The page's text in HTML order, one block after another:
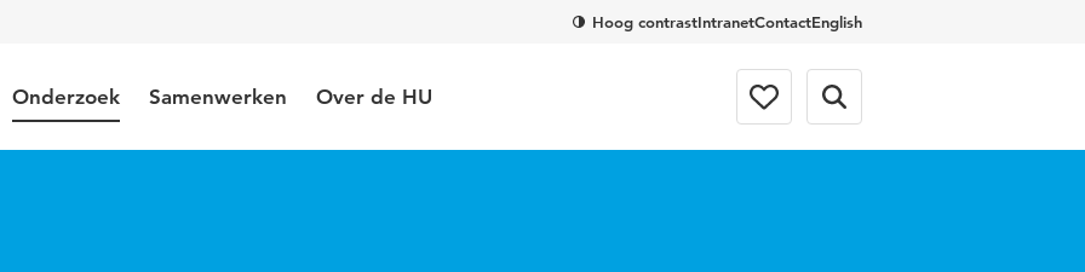
Hoog contrastIntranetContactEnglish
Onderzoek Samenwerken Over de HU